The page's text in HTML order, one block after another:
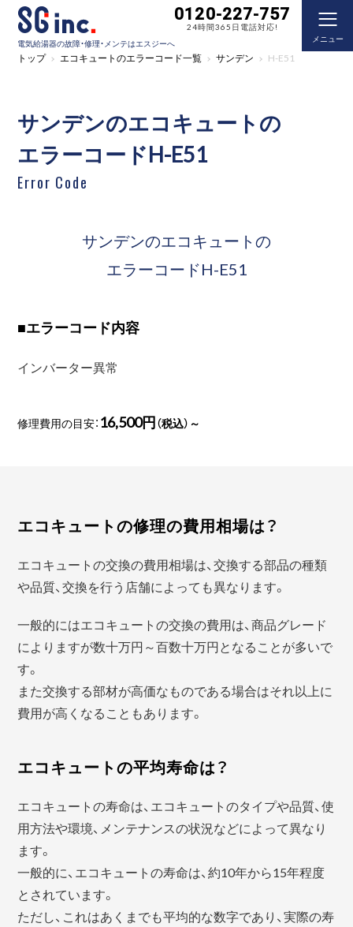
電気給湯器の故障・修理・メンテはエスジーへ
0120-227-757
24時間365日電話対応!
メニュー
トップ エコキュートのエラーコード一覧 サンデン H-E51
サンデンのエコキュートの
エラーコードH-E51
Error Code
サンデンのエコキュートの
エラーコードH-E51
■エラーコード内容
インバーター異常
修理費用の目安： 16,500円（税込）～
エコキュートの修理の費用相場は？
エコキュートの交換の費用相場は、交換する部品の種類
や品質、交換を行う店舗によっても異なります。
一般的にはエコキュートの交換の費用は、商品グレード
によりますが数十万円～百数十万円となることが多いで
す。
また交換する部材が高価なものである場合はそれ以上に
費用が高くなることもあります。
エコキュートの平均寿命は？
エコキュートの寿命は、エコキュートのタイプや品質、使
用方法や環境、メンテナンスの状況などによって異なり
ます。
一般的に、エコキュートの寿命は、約10年から15年程度
とされています。
ただし、これはあくまでも平均的な数字であり、実際の寿